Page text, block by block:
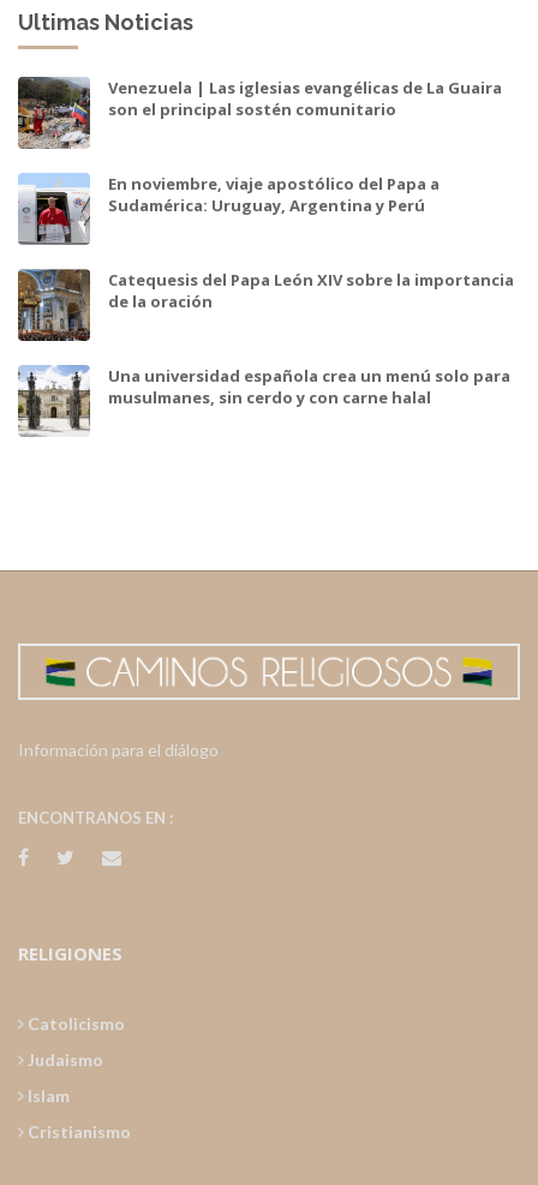
Ultimas Noticias
Venezuela | Las iglesias evangélicas de La Guaira
son el principal sostén comunitario
En noviembre, viaje apostólico del Papa a
Sudamérica: Uruguay, Argentina y Perú
Catequesis del Papa León XIV sobre la importancia
de la oración
Una universidad española crea un menú solo para
musulmanes, sin cerdo y con carne halal
Información para el diálogo
ENCONTRANOS EN :
RELIGIONES
Catolicismo
Judaismo
Islam
Cristianismo